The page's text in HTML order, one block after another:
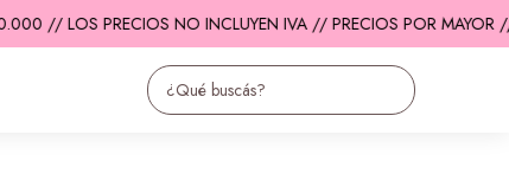
// LOS PRECIOS NO INCLUYEN IVA // PRECIOS POR MAYOR //